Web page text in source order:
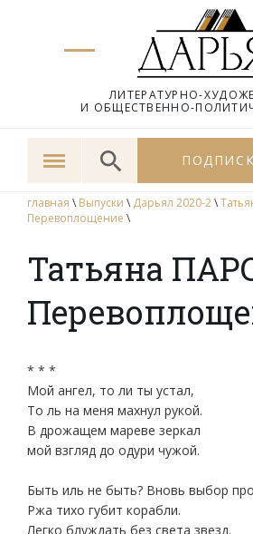
ЛИТЕРАТУРНО-
И ОБЩЕСТВЕННО-
главная \ Выпуски \ Дарьял 2020-2\
Перевоплощение \
Татьяна
* * *
Мой ангел, то ли ты устал,
То ль на меня махнул рукой.
В дрожащем мареве зеркал
мой взгляд до одури чужой.
Быть иль не быть? Вновь выбор
Ржа тихо губит корабли.
Легко блуждать без света звезд.